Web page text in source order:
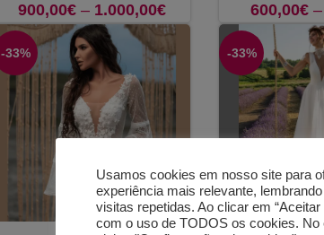
900,00€ – 1.000,00€
range:
900,00€
through
600,00€ –
-33% -33%
VER OPÇÕES
Usamos cookies em nosso site para
experiência mais relevante,
visitas repetidas. Ao clicar em
com o uso de TODOS os cookies. No